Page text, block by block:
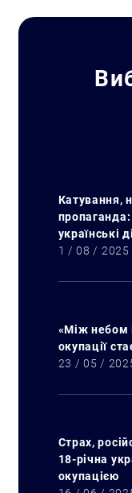
Катування,
українські
1 / 08 / 2025
«Між небом
окупації
23 / 05 /
Страх,
18-річна
окупацією